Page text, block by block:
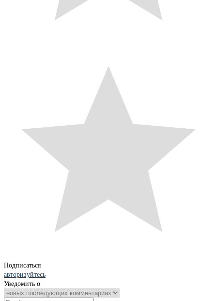
Подписаться
авторизуйтесь
Уведомить о